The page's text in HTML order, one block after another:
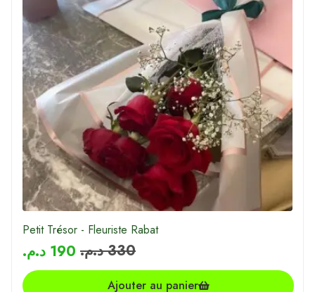
Petit Trésor - Fleuriste Rabat
330 د.م. 190 د.م.
Ajouter au panier